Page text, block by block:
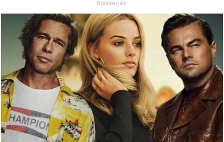
Brainberries